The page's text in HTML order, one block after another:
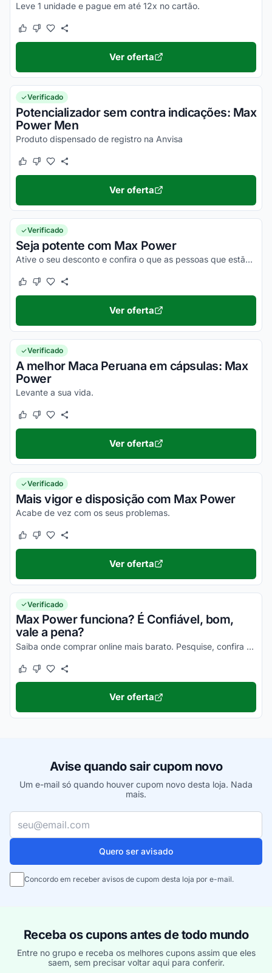
Leve 1 unidade e pague em até 12x no cartão.
Este cupom funcionou
Este cupom não funcionou
Ver oferta
Verificado
Potencializador sem contra indicações: Max
Power Men
Produto dispensado de registro na Anvisa
Este cupom funcionou
Este cupom não funcionou
Ver oferta
Verificado
Seja potente com Max Power
Ative o seu desconto e confira o que as pessoas que estão usando falam sobre o produto.
Este cupom funcionou
Este cupom não funcionou
Ver oferta
Verificado
A melhor Maca Peruana em cápsulas: Max
Power
Levante a sua vida.
Este cupom funcionou
Este cupom não funcionou
Ver oferta
Verificado
Mais vigor e disposição com Max Power
Acabe de vez com os seus problemas.
Este cupom funcionou
Este cupom não funcionou
Ver oferta
Verificado
Max Power funciona? É Confiável, bom,
vale a pena?
Saiba onde comprar online mais barato. Pesquise, confira os comentários e constate a eficiência desse item!
Este cupom funcionou
Este cupom não funcionou
Ver oferta
Avise quando sair cupom novo
Um e-mail só quando houver cupom novo desta loja. Nada
mais.
Seu e-mail
Quero ser avisado
Concordo em receber avisos de cupom desta loja por e-mail.
Receba os cupons antes de todo mundo
Entre no grupo e receba os melhores cupons assim que eles
saem, sem precisar voltar aqui para conferir.